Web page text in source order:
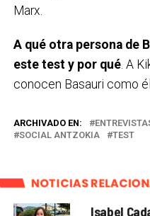
Marx.
A qué otra persona de
este test y por qué. A
conocen Basauri como
ARCHIVADO EN:
SOCIAL ANTZOKIA
TEST
NOTICIAS
Isabel